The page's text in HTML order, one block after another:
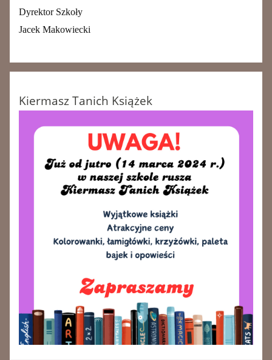
Dyrektor Szkoły
Jacek Makowiecki
Kiermasz Tanich Książek